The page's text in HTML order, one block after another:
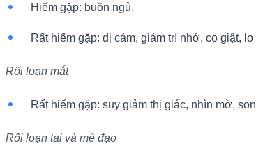
Hiếm gặp: buồn ngủ.
Rất hiếm gặp: dị cảm, giảm trí nhớ, co giật,
Rối loạn mắt
Rất hiếm gặp: suy giảm thị giác, nhìn mờ,
Rối loạn tai và mê đạo